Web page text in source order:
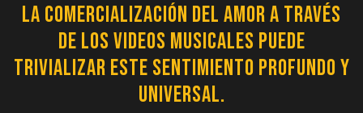
La comercialización del amor a través
de los videos musicales puede
trivializar este sentimiento profundo y
universal.